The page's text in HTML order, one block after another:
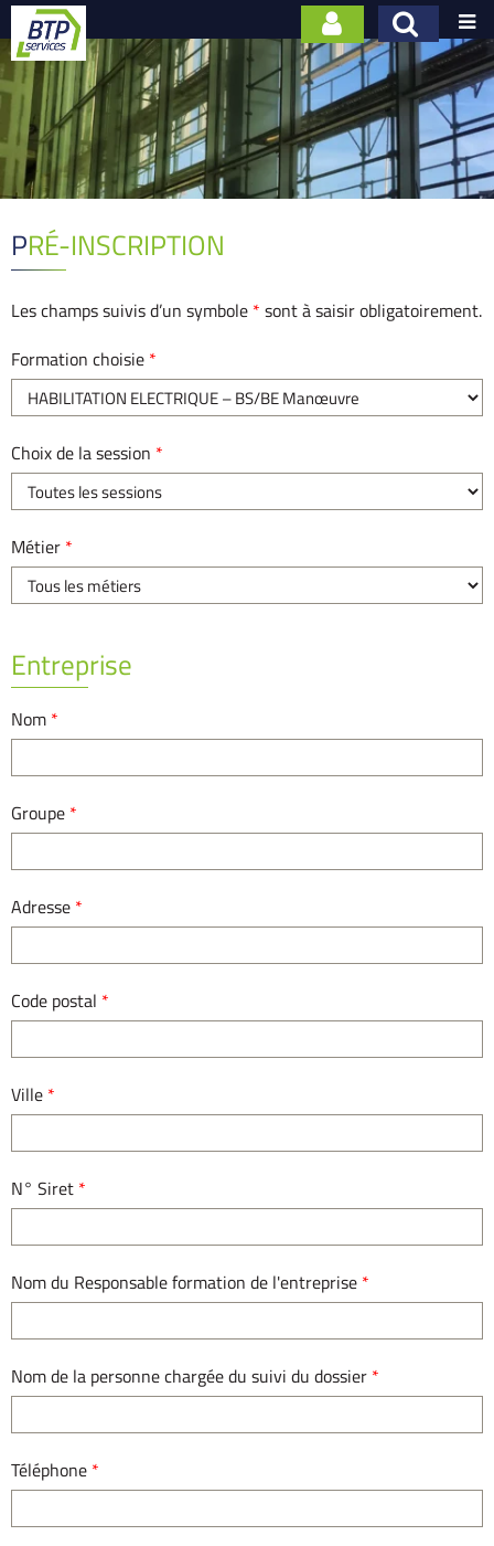

PRÉ-INSCRIPTION
Les champs suivis d’un symbole * sont à saisir obligatoirement.
Formation choisie *
Choix de la session *
Métier *
Entreprise
Nom *
Groupe *
Adresse *
Code postal *
Ville *
N° Siret *
Nom du Responsable formation de l'entreprise *
Nom de la personne chargée du suivi du dossier *
Téléphone *